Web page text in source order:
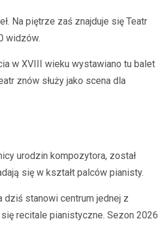
Na piętrze zaś znajduje się Teatr
widzów.
w XVIII wieku wystawiano tu balet
znów służy jako scena dla
urodzin kompozytora, został
się w kształt palców pianisty.
stanowi centrum jednej z
recitale pianistyczne. Sezon 2026